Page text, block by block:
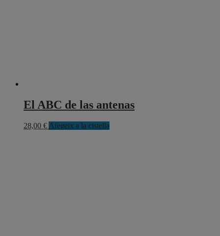
El ABC de las antenas
28,00 € Afegeix a la cistella